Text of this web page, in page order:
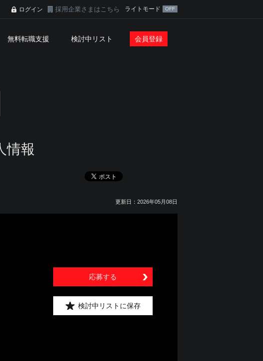
ログイン 採用企業さまはこちら ライトモード
無料転職支援 検討中リスト 会員登録
情報
更新日：2026年05月08日
応募する
検討中リストに保存